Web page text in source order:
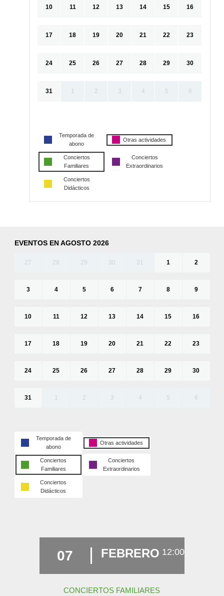
10 11 12 13 14 15 16
17 18 19 20 21 22 23
24 25 26 27 28 29 30
31 1 2 3 4 5 6
Temporada de
abono
Otras actividades
Conciertos
Familiares
Conciertos
Extraordinarios
Conciertos
Didácticos
EVENTOS EN AGOSTO 2026
27 28 29 30 31 1 2
3 4 5 6 7 8 9
10 11 12 13 14 15 16
17 18 19 20 21 22 23
24 25 26 27 28 29 30
31 1 2 3 4 5 6
Temporada de
abono
Otras actividades
Conciertos
Familiares
Conciertos
Extraordinarios
Conciertos
Didácticos
07 FEBRERO 12:00
CONCIERTOS FAMILIARES